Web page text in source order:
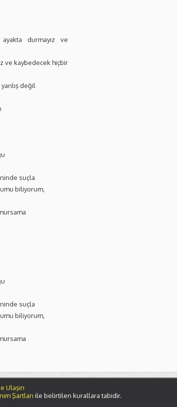
ayakta durmayız ve
ve kaybedecek hiçbir
değil
suçla
biliyorum,
suçla
biliyorum,
Ulaşın
Şartları ile belirtilen kurallara tabidir.